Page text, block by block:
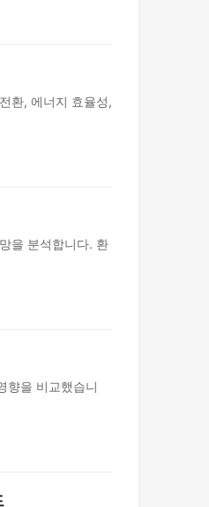
환, 에너지 효율성,
을 분석합니다. 환
향을 비교했습니